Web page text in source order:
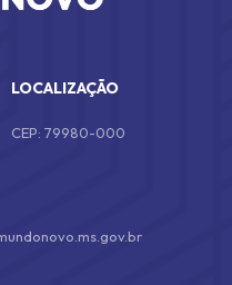
LOCALIZAÇÃO
CEP: 79980-000